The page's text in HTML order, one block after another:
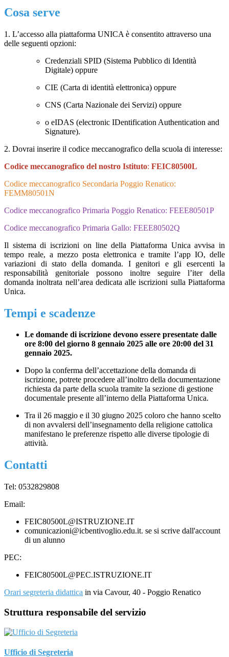
Cosa serve
1. L’accesso alla piattaforma UNICA è consentito attraverso una
delle seguenti opzioni:
Credenziali SPID (Sistema Pubblico di Identità
Digitale) oppure
CIE (Carta di identità elettronica) oppure
CNS (Carta Nazionale dei Servizi) oppure
o eIDAS (electronic IDentification Authentication and
Signature).
2. Dovrai inserire il codice meccanografico della scuola di interesse:
Codice meccanografico del nostro Istituto: FEIC80500L
Codice meccanografico Secondaria Poggio Renatico:
FEMM80501N
Codice meccanografico Primaria Poggio Renatico: FEEE80501P
Codice meccanografico Primaria Gallo: FEEE80502Q
Il sistema di iscrizioni on line della Piattaforma Unica avvisa in
tempo reale, a mezzo posta elettronica e tramite l’app IO, delle
variazioni di stato della domanda. I genitori e gli esercenti la
responsabilità genitoriale possono inoltre seguire l’iter della
domanda inoltrata nell’area dedicata alle iscrizioni sulla Piattaforma
Unica.
Tempi e scadenze
Le domande di iscrizione devono essere presentate dalle
ore 8:00 del giorno 8 gennaio 2025 alle ore 20:00 del 31
gennaio 2025.
Dopo la conferma dell’accettazione della domanda di
iscrizione, potrete procedere all’inoltro della documentazione
richiesta da parte della scuola tramite la sezione di gestione
documentale presente all’interno della Piattaforma Unica.
Tra il 26 maggio e il 30 giugno 2025 coloro che hanno scelto
di non avvalersi dell’insegnamento della religione cattolica
manifestano le preferenze rispetto alle diverse tipologie di
attività.
Contatti
Tel: 0532829808
Email:
FEIC80500L@ISTRUZIONE.IT
comunicazioni@icbentivoglio.edu.it. se si scrive dall'account
di un alunno
PEC:
FEIC80500L@PEC.ISTRUZIONE.IT
Orari segreteria didattica in via Cavour, 40 - Poggio Renatico
Struttura responsabile del servizio
Ufficio di Segreteria